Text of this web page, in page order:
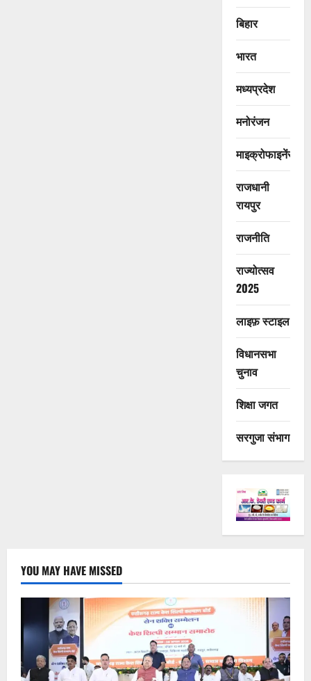
बिहार
भारत
मध्यप्रदेश
मनोरंजन
माइक्रोफाइनेंस
राजधानी
रायपुर
राजनीति
राज्योत्सव
2025
लाइफ़ स्टाइल
विधानसभा
चुनाव
शिक्षा जगत
सरगुजा संभाग
YOU MAY HAVE MISSED